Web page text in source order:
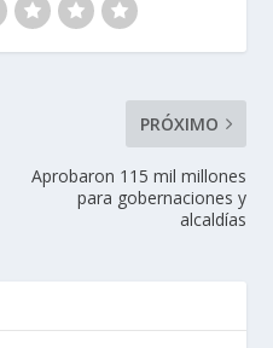
PRÓXIMO
Aprobaron 115 mil millones
para gobernaciones y
alcaldías